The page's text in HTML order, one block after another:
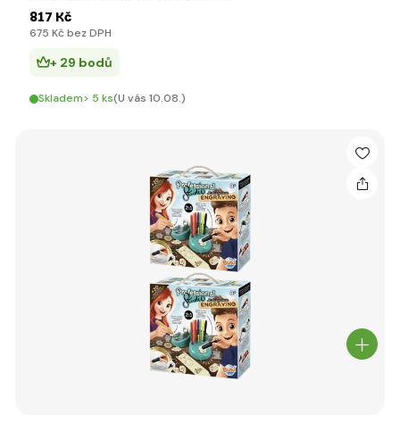
817 Kč
675 Kč bez DPH
+ 29 bodů
Skladem> 5 ks(U vás 10.08.)